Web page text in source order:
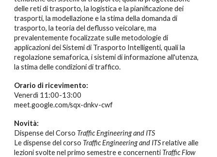
delle reti di trasporto, la logistica e la pianificazione dei
trasporti, la modellazione e la stima della domanda di
trasporto, la teoria del deflusso veicolare, ma
prevalentemente focalizzate sulle metodologie di
applicazioni dei Sistemi di Trasporto Intelligenti, quali la
regolazione semaforica, i sistemi di informazione all'utenza,
la stima delle condizioni di traffico.
Orario di ricevimento:
Venerdì 11:00-13:00
meet.google.com/sqx-dnkv-cwf
Novità:
Dispense del Corso Traffic Engineering and ITS
Le dispense del corso Traffic Engineering and ITSrelative alle
lezioni svolte nel primo semestre e concernenti Traffic Flow